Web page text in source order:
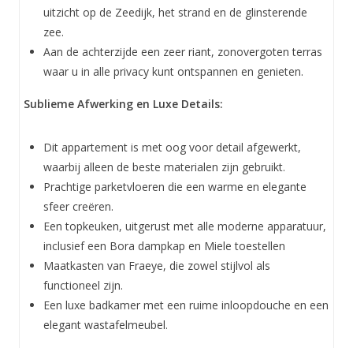
uitzicht op de Zeedijk, het strand en de glinsterende
zee.
Aan de achterzijde een zeer riant, zonovergoten terras
waar u in alle privacy kunt ontspannen en genieten.
Sublieme Afwerking en Luxe Details:
Dit appartement is met oog voor detail afgewerkt,
waarbij alleen de beste materialen zijn gebruikt.
Prachtige parketvloeren die een warme en elegante
sfeer creëren.
Een topkeuken, uitgerust met alle moderne apparatuur,
inclusief een Bora dampkap en Miele toestellen
Maatkasten van Fraeye, die zowel stijlvol als
functioneel zijn.
Een luxe badkamer met een ruime inloopdouche en een
elegant wastafelmeubel.